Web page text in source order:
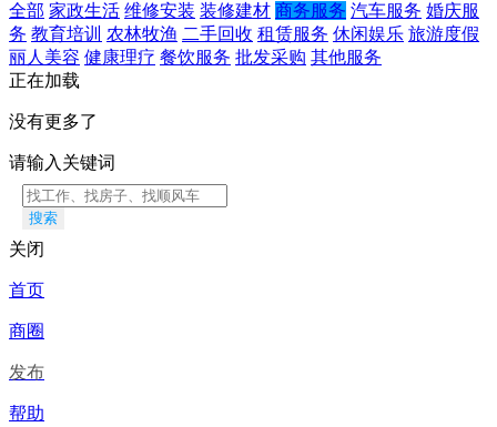
全部 家政生活 维修安装 装修建材 商务服务 汽车服务 婚庆服
务 教育培训 农林牧渔 二手回收 租赁服务 休闲娱乐 旅游度假
丽人美容 健康理疗 餐饮服务 批发采购 其他服务
正在加载
没有更多了
请输入关键词
搜索
关闭
首页
商圈
发布
帮助